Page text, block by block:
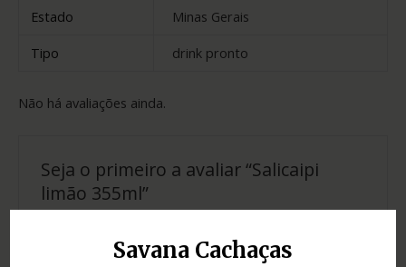
Savana Cachaças
Estado
Minas Gerais
Tipo
drink pronto
Não há avaliações ainda.
Seja o primeiro a avaliar “Salicaipi
limão 355ml”
Campos obrigatórios são marcados com